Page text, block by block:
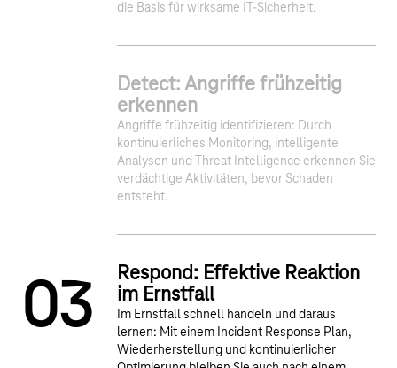
03
die Basis für wirksame IT-Sicherheit.
Detect: Angriffe frühzeitig
erkennen
Angriffe frühzeitig identifizieren: Durch
kontinuierliches Monitoring, intelligente
Analysen und Threat Intelligence erkennen Sie
verdächtige Aktivitäten, bevor Schaden
entsteht.
Respond: Effektive Reaktion
im Ernstfall
Im Ernstfall schnell handeln und daraus
lernen: Mit einem Incident Response Plan,
Wiederherstellung und kontinuierlicher